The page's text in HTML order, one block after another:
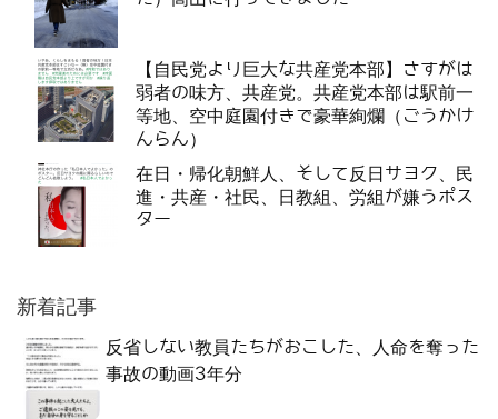
【自民党より巨大な共産党本部】さすがは
弱者の味方、共産党。共産党本部は駅前一
等地、空中庭園付きで豪華絢爛（ごうかけ
んらん）
在日・帰化朝鮮人、そして反日サヨク、民
進・共産・社民、日教組、労組が嫌うポス
ター
新着記事
反省しない教員たちがおこした、人命を奪った
事故の動画3年分